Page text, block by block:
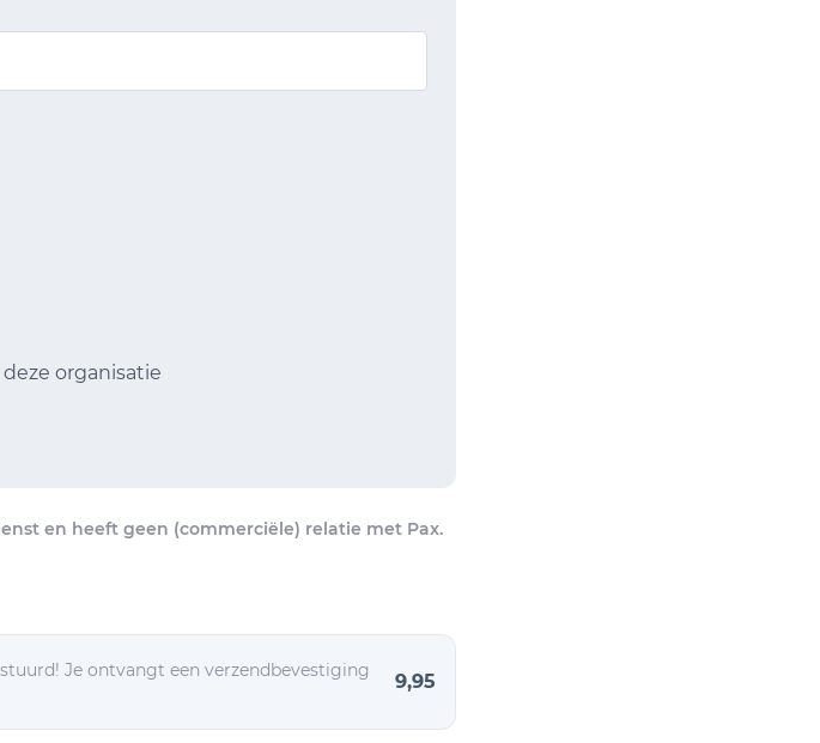
organisatie
en heeft geen (commerciële) relatie met Pax.
Je ontvangt een verzendbevestiging
9,95